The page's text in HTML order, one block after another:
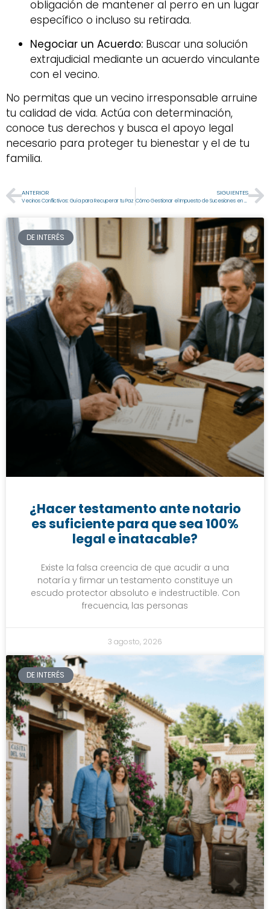
obligación de mantener al perro en un lugar
específico o incluso su retirada.
Negociar un Acuerdo: Buscar una solución
extrajudicial mediante un acuerdo vinculante
con el vecino.
No permitas que un vecino irresponsable arruine
tu calidad de vida. Actúa con determinación,
conoce tus derechos y busca el apoyo legal
necesario para proteger tu bienestar y el de tu
familia.
ANTERIOR
Vecinos Conflictivos: Guía para Recuperar tu Paz
SIGUIENTES
Cómo Gestionar el Impuesto de Sucesiones en Madrid 2025
DE INTERÉS
¿Hacer testamento ante notario
es suficiente para que sea 100%
legal e inatacable?
Existe la falsa creencia de que acudir a una
notaría y firmar un testamento constituye un
escudo protector absoluto e indestructible. Con
frecuencia, las personas
3 agosto, 2026
DE INTERÉS